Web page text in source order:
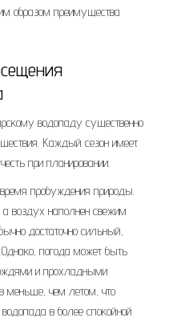
образом преимущества
водопаду существенно
Каждый сезон имеет
при планировании.
пробуждения природы.
воздух наполнен свежим
достаточно сильный,
погода может быть
и прохладными
меньше, чем летом, что
в более спокойной